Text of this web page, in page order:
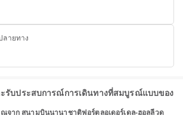
ลายทาง
รับประสบการณ์การเดินทางที่สมบูรณ์แบบของ
ณจาก สนามบินนานาชาติฟอร์ตลอเดอร์เดล-ฮอลลีวูด